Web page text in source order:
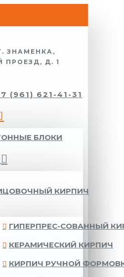
ЗНАМЕНКА,
ПРОЕЗД, Д. 1
(961) 621-41-31
БЛОКИ
КИРПИЧ
ГИПЕРПРЕС-СОВАННЫЙ
КЕРАМИЧЕСКИЙ КИРПИЧ
КИРПИЧ РУЧНОЙ